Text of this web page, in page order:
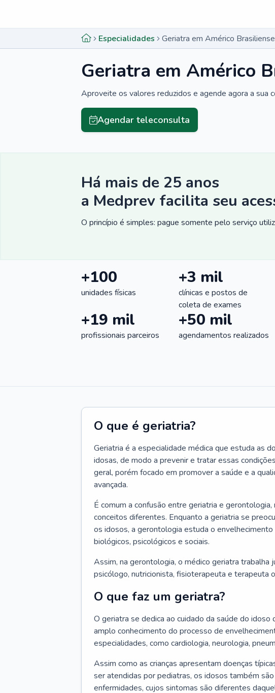
Especialidades Geriatra em Américo
Geriatra em Américo
Aproveite os valores reduzidos e agende agora a sua
Agendar teleconsulta
Há mais de 25 anos
a Medprev facilita seu
O princípio é simples: pague somente pelo serviço
+100
unidades físicas
+3 mil
clínicas e postos de
coleta de exames
+19 mil
profissionais parceiros
+50 mil
agendamentos realizados
O que é geriatria?
Geriatria é a especialidade médica que estuda as
idosas, de modo a prevenir e tratar essas
geral, porém focado em promover a saúde e a
avançada.
É comum a confusão entre geriatria e
conceitos diferentes. Enquanto a geriatria se
os idosos, a gerontologia estuda o
biológicos, psicológicos e sociais.
Assim, na gerontologia, o médico geriatra trabalha
psicólogo, nutricionista, fisioterapeuta e terapeuta
O que faz um geriatra?
O geriatra se dedica ao cuidado da saúde do
amplo conhecimento do processo de
especialidades, como cardiologia, neurologia,
Assim como as crianças apresentam doenças
ser atendidas por pediatras, os idosos também
enfermidades, cujos sintomas são diferentes